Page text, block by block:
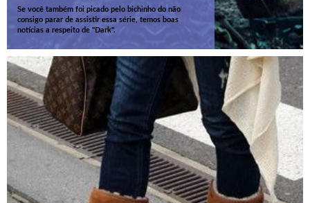
Se você também foi picado pelo bichinho do não
consigo parar de assistir essa série, temos boas
notícias a respeito de "Dark".